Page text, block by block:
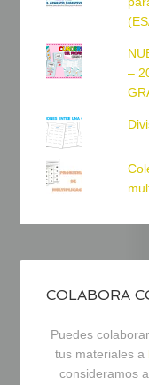
–
COLABORA
Puedes
tus materiales a
consideramos